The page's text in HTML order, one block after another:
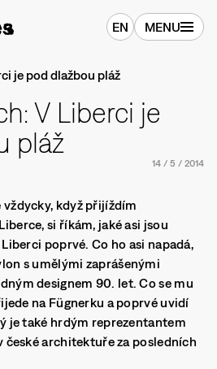
EN MENU
V Liberci je
pláž
14 / 5 / 2014
vždycky, když přijíždím
si říkám, jaké asi jsou
poprvé. Co ho asi napadá,
s umělými zaprášenými
designem 90. let. Co se mu
na Fügnerku a poprvé uvidí
je také hrdým reprezentantem
české architektuře za posledních